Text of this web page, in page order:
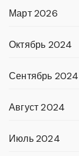
Март 2026
Октябрь 2024
Сентябрь 2024
Август 2024
Июль 2024